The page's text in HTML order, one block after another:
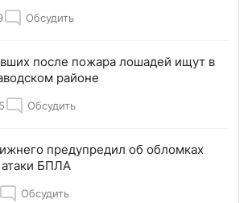
Обсудить
после пожара лошадей ищут в
районе
Обсудить
предупредил об обломках
БПЛА
Обсудить